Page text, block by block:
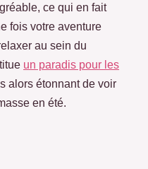
ce qui en fait
fois votre aventure
au sein du
un paradis pour les
alors étonnant de voir
en été.